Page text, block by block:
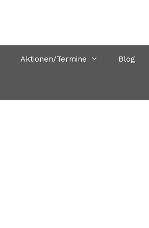
Aktionen/Termine Blog